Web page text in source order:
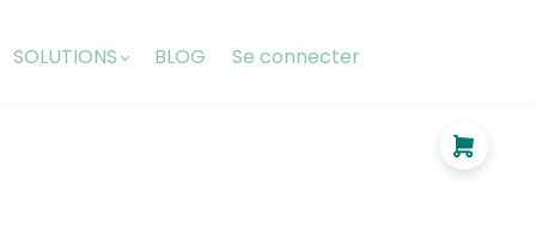
SOLUTIONS BLOG Se connecter